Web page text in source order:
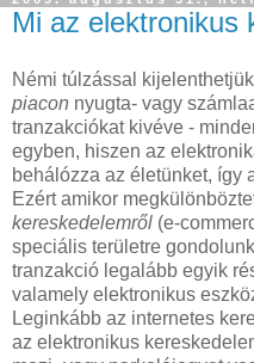
Mi az elektronikus
Némi túlzással
piacon nyugta- vagy
tranzakciókat kivéve -
egyben, hiszen az
behálózza az életünket, így
Ezért amikor
kereskedelemről (e-
speciális területre
tranzakció legalább egyik
valamely elektronikus
Leginkább az internetes
az elektronikus